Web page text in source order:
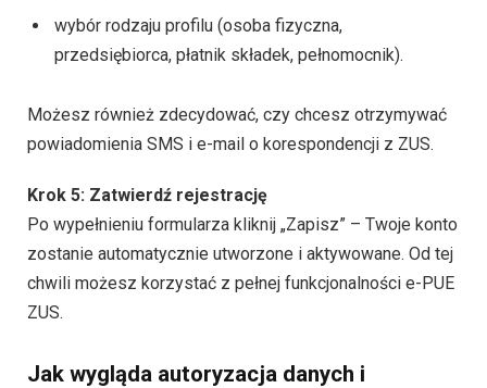
wybór rodzaju profilu (osoba fizyczna,
przedsiębiorca, płatnik składek, pełnomocnik).
Możesz również zdecydować, czy chcesz otrzymywać
powiadomienia SMS i e-mail o korespondencji z ZUS.
Krok 5: Zatwierdź rejestrację
Po wypełnieniu formularza kliknij „Zapisz” – Twoje konto
zostanie automatycznie utworzone i aktywowane. Od tej
chwili możesz korzystać z pełnej funkcjonalności e-PUE
ZUS.
Jak wygląda autoryzacja danych i